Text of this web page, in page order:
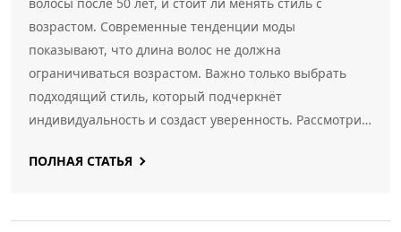
возрастом. Современные тенденции моды
показывают, что длина волос не должна
ограничиваться возрастом. Важно только выбрать
подходящий стиль, который подчеркнёт
индивидуальность и создаст уверенность. Рассмотрим
зрелых женщин, а также идеи аксессуаров и стиля.
ПОЛНАЯ СТАТЬЯ